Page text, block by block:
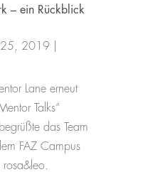
– ein Rückblick
25, 2019
Lane erneut
Talks“
das Team
FAZ Campus